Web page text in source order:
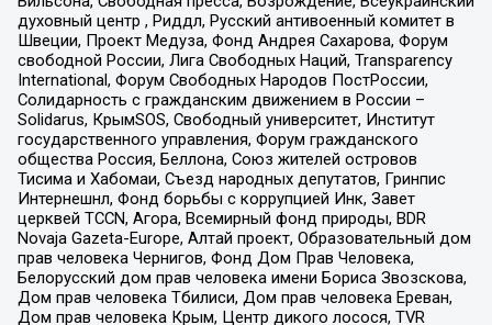
духовный центр , Риддл, Русский антивоенный комитет в
Швеции, Проект Медуза, Фонд Андрея Сахарова, Форум
свободной России, Лига Свободных Наций, Transparеncy
International, Форум Свободных Народов ПостРоссии,
Солидарность с гражданским движением в России –
Solidarus, КрымSOS, Свободный университет, Институт
государственного управления, Форум гражданского
общества Россия, Беллона, Союз жителей островов
Тисима и Хабомаи, Съезд народных депутатов, Гринпис
Интернешнл, Фонд борьбы с коррупцией Инк, Завет
церквей TCCN, Агора, Всемирный фонд природы, BDR
Novaja Gazeta-Europe, Алтай проект, Образовательный дом
прав человека Чернигов, Фонд Дом Прав Человека,
Белорусский дом прав человека имени Бориса Звозскова,
Дом прав человека Тбилиси, Дом прав человека Ереван,
Дом прав человека Крым, Центр дикого лосося, TVR